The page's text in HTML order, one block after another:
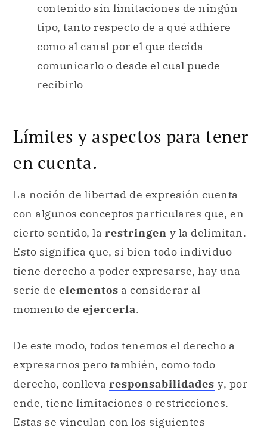
contenido sin limitaciones de ningún
tipo, tanto respecto de a qué adhiere
como al canal por el que decida
comunicarlo o desde el cual puede
recibirlo
Límites y aspectos para tener
en cuenta.
La noción de libertad de expresión cuenta
con algunos conceptos particulares que, en
cierto sentido, la restringen y la delimitan.
Esto significa que, si bien todo individuo
tiene derecho a poder expresarse, hay una
serie de elementos a considerar al
momento de ejercerla.
De este modo, todos tenemos el derecho a
expresarnos pero también, como todo
derecho, conlleva responsabilidades y, por
ende, tiene limitaciones o restricciones.
Estas se vinculan con los siguientes